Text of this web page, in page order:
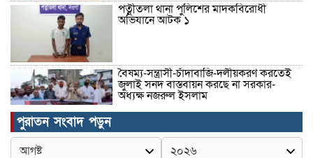
পত্নীতলা থানা পুলিশের মাদকবিরোধী
অভিযানে আটক ১
বৈষম্য-সন্ত্রাসী-চাঁদাবাজি-দলীয়করণ করতেই
জুলাই সনদ বাস্তবায়ন করছে না সরকার-
অধ্যক্ষ নজরুল ইসলাম
ঠাকুরগাঁওয়ে ইজিবাইক চোরচক্রের ৩ সদস্য
গ্রেপ্তার, বিপুল পরিমাণ যন্ত্রাংশ উদ্ধার ‎
পুরাতন সংবাদ পড়ুন